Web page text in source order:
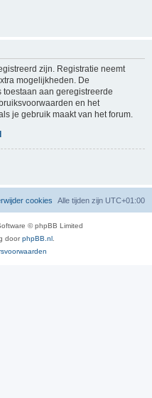
zijn. Registratie neemt
mogelijkheden. De
aan geregistreerde
en het
je gebruik maakt van het forum.
Alle tijden zijn UTC+01:00
cookies
© phpBB Limited
doorphpBB.nl